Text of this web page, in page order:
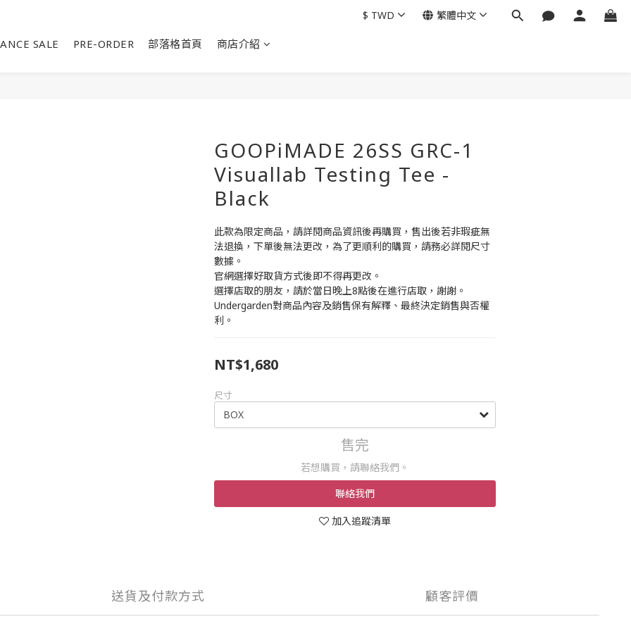
SALE PRE-ORDER 部落格首頁 商店介紹
$ TWD 繁體中文
GOOPiMADE 26SS GRC-1
Visuallab Testing Tee -
Black
此款為限定商品，請詳閱商品資訊後再購買，售出後若非瑕疵無
法退換，下單後無法更改，為了更順利的購買，請務必詳閱尺寸
數據。
官網選擇好取貨方式後即不得再更改。
選擇店取的朋友，請於當日晚上8點後在進行店取，謝謝。
Undergarden對商品內容及銷售保有解釋、最終決定銷售與否權
利。
NT$1,680
尺寸
售完
若想購買，請聯絡我們。
聯絡我們
加入追蹤清單
送貨及付款方式 顧客評價